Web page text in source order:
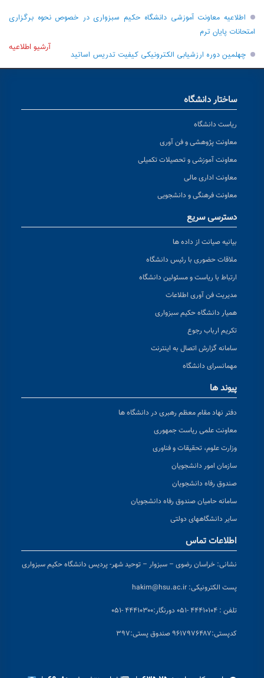
اطلاعیه معاونت آموزشی دانشگاه حکیم سبزواری در خصوص نحوه برگزاری
امتحانات پایان ترم
چهلمین دوره ارزشیابی الکترونیکی کیفیت تدریس اساتید
آرشیو اطلاعیه
ساختار دانشگاه
ریاست دانشگاه
معاونت پژوهشی و فن آوری
معاونت آموزشی و تحصیلات تکمیلی
معاونت اداری مالی
معاونت فرهنگی و دانشجویی
دسترسی سریع
بیانیه صیانت از داده ها
ملاقات حضوری با رئیس دانشگاه
ارتباط با ریاست و مسئولین دانشگاه
مدیریت فن آوری اطلاعات
همیار دانشگاه حکیم سبزواری
تکریم ارباب رجوع
سامانه گزارش اتصال به اینترنت
مهمانسرای دانشگاه
پیوند ها
دفتر نهاد مقام معظم رهبری در دانشگاه ها
معاونت علمی ریاست جمهوری
وزارت علوم، تحقیقات و فناوری
سازمان امور دانشجویان
صندوق رفاه دانشجویان
سامانه حامیان صندوق رفاه دانشجویان
سایر دانشگاههای دولتی
اطلاعات تماس
نشانی: خراسان رضوی – سبزوار – توحید شهر- پردیس دانشگاه حکیم سبزواری
پست الکترونیکی: hakim@hsu.ac.ir
تلفن : ۴۴۴۱۰۱۰۴ -۰۵۱ دورنگار:۴۴۴۱۰۳۰۰ -۰۵۱
کدپستی:۹۶۱۷۹۷۶۴۸۷ صندوق پستی:۳۹۷